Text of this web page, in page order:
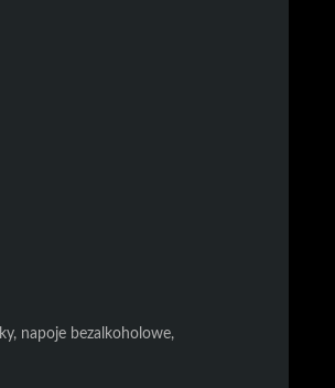
napoje bezalkoholowe,